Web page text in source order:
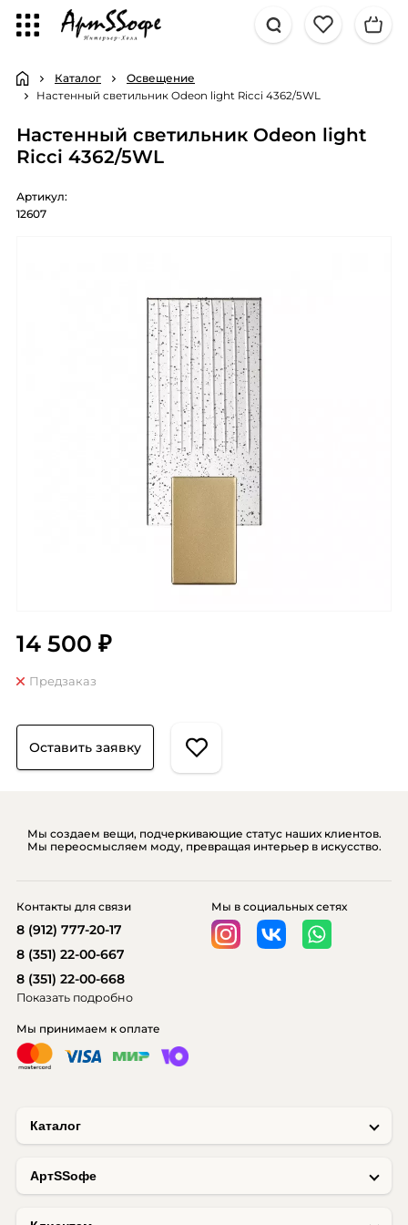
Каталог Освещение
Настенный светильник Odeon light Ricci 4362/5WL
Настенный светильник Odeon light
Ricci 4362/5WL
Артикул:
12607
14 500 ₽
Предзаказ
Оставить заявку
Мы создаем вещи, подчеркивающие статус наших клиентов.
Мы переосмысляем моду, превращая интерьер в искусство.
Каталог
AртSSофе
Мы принимаем к оплате
Мы в социальных сетях
Контакты для связи
8 (912) 777-20-17
8 (351) 22-00-667
8 (351) 22-00-668
Показать подробно